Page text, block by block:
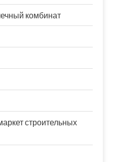
комбинат
строительных